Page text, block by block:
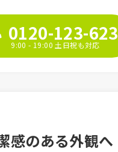
0120-123-623
9:00 - 19:00 土日祝も対応
感のある外観へ